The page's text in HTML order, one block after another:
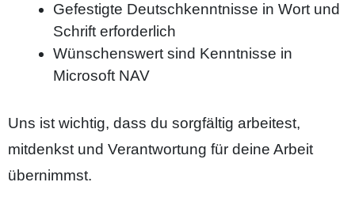
Gefestigte Deutschkenntnisse in Wort und
Schrift erforderlich
Wünschenswert sind Kenntnisse in
Microsoft NAV
Uns ist wichtig, dass du sorgfältig arbeitest,
mitdenkst und Verantwortung für deine Arbeit
übernimmst.